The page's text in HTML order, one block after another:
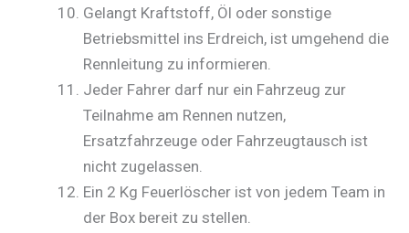
Gelangt Kraftstoff, Öl oder sonstige
Betriebsmittel ins Erdreich, ist umgehend die
Rennleitung zu informieren.
Jeder Fahrer darf nur ein Fahrzeug zur
Teilnahme am Rennen nutzen,
Ersatzfahrzeuge oder Fahrzeugtausch ist
nicht zugelassen.
Ein 2 Kg Feuerlöscher ist von jedem Team in
der Box bereit zu stellen.